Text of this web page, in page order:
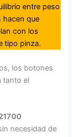
entre peso
hacen que
con los
tipo pinza.
los botones
tanto el
necesidad de